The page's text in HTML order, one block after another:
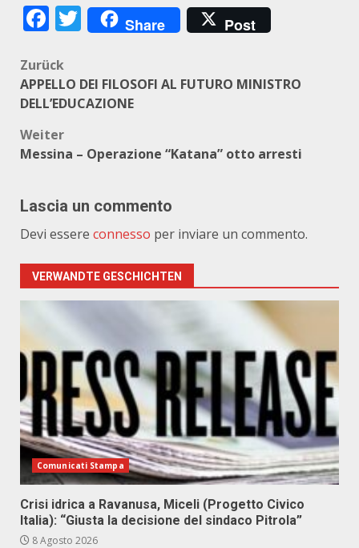
Facebook
Twitter
Share Post
Beitragsnavigation
Zurück
APPELLO DEI FILOSOFI AL FUTURO MINISTRO
DELL’EDUCAZIONE
Weiter
Messina – Operazione “Katana” otto arresti
Lascia un commento
Devi essere connesso per inviare un commento.
VERWANDTE GESCHICHTEN
Comunicati Stampa
Crisi idrica a Ravanusa, Miceli (Progetto Civico
Italia): “Giusta la decisione del sindaco Pitrola”
8 Agosto 2026